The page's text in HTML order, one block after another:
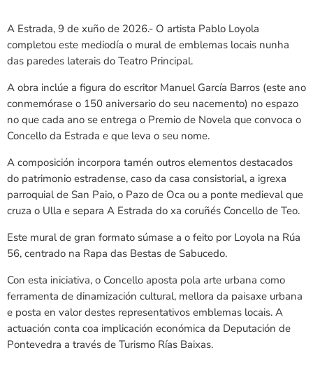
A Estrada, 9 de xuño de 2026.- O artista Pablo Loyola
completou este mediodía o mural de emblemas locais nunha
das paredes laterais do Teatro Principal.
A obra inclúe a figura do escritor Manuel García Barros (este ano
conmemórase o 150 aniversario do seu nacemento) no espazo
no que cada ano se entrega o Premio de Novela que convoca o
Concello da Estrada e que leva o seu nome.
A composición incorpora tamén outros elementos destacados
do patrimonio estradense, caso da casa consistorial, a igrexa
parroquial de San Paio, o Pazo de Oca ou a ponte medieval que
cruza o Ulla e separa A Estrada do xa coruñés Concello de Teo.
Este mural de gran formato súmase a o feito por Loyola na Rúa
56, centrado na Rapa das Bestas de Sabucedo.
Con esta iniciativa, o Concello aposta pola arte urbana como
ferramenta de dinamización cultural, mellora da paisaxe urbana
e posta en valor destes representativos emblemas locais. A
actuación conta coa implicación económica da Deputación de
Pontevedra a través de Turismo Rías Baixas.